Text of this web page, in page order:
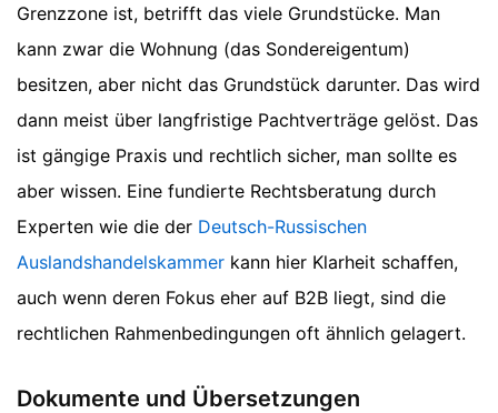
Grenzzone ist, betrifft das viele Grundstücke. Man
kann zwar die Wohnung (das Sondereigentum)
besitzen, aber nicht das Grundstück darunter. Das wird
dann meist über langfristige Pachtverträge gelöst. Das
ist gängige Praxis und rechtlich sicher, man sollte es
aber wissen. Eine fundierte Rechtsberatung durch
Experten wie die der Deutsch-Russischen
Auslandshandelskammer kann hier Klarheit schaffen,
auch wenn deren Fokus eher auf B2B liegt, sind die
rechtlichen Rahmenbedingungen oft ähnlich gelagert.
Dokumente und Übersetzungen